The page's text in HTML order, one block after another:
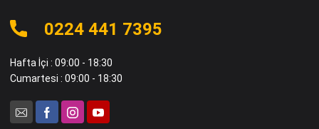
0224 441 7395
Hafta İçi : 09:00 - 18:30
Cumartesi : 09:00 - 18:30